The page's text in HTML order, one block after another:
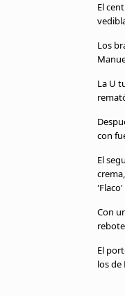
El
Los
La U
con
El
Con
El
los de